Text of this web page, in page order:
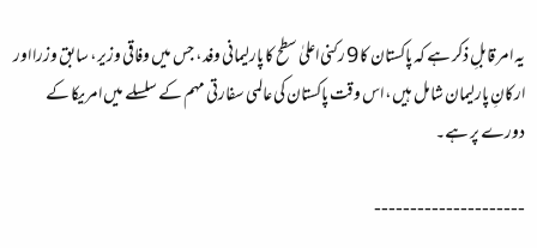
یہ امر قابلِ ذکر ہے کہ پاکستان کا 9 رکنی اعلیٰ سطح کا پارلیمانی وفد، جس میں وفاقی وزیر، سابق وزرا اور
ارکانِ پارلیمان شامل ہیں، اس وقت پاکستان کی عالمی سفارتی مہم کے سلسلے میں امریکا کے
دورے پر ہے۔
---------------------